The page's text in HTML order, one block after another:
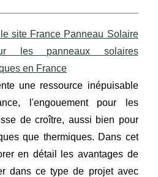
site France Panneau Solaire
les panneaux solaires
en France
une ressource inépuisable
l'engouement pour les
de croître, aussi bien pour
que thermiques. Dans cet
en détail les avantages de
dans ce type de projet avec